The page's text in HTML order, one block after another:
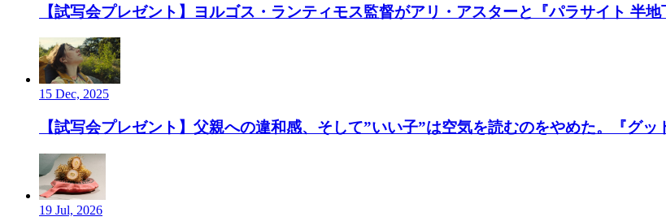
【試写会プレゼント】ヨルゴス・ランティモス監督がアリ・アスターと『パラサイト 半
15 Dec, 2025
【試写会プレゼント】父親への違和感、そして”いい子”は空気を読むのをやめた。『グッ
19 Jul, 2026